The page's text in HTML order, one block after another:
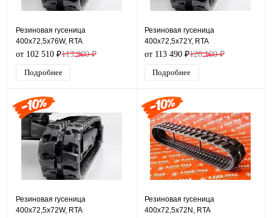
Резиновая гусеница
400x72,5x76W, RTA
от 102 510 ₽113 900 ₽
Подробнее
Резиновая гусеница
400x72,5x72Y, RTA
от 113 490 ₽126 100 ₽
Подробнее
Резиновая гусеница
400x72,5x72W, RTA
Резиновая гусеница
400x72,5x72N, RTA